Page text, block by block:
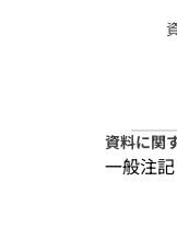
資料に関
一般注記